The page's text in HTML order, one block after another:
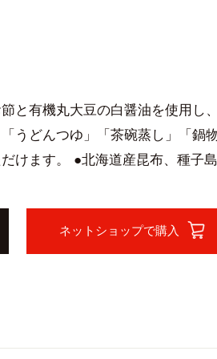
と有機丸大豆の白醤油を使用し
うどんつゆ」「茶碗蒸し」「鍋物
けます。 ●北海道産昆布、種子
ネットショップで購入